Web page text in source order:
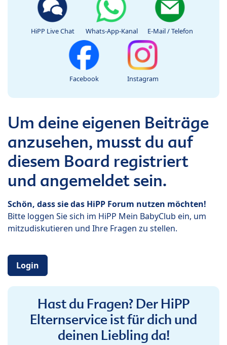
HiPP Live Chat Whats-App-Kanal E-Mail / Telefon
Facebook Instagram
Um deine eigenen Beiträge
anzusehen, musst du auf
diesem Board registriert
und angemeldet sein.
Schön, dass sie das HiPP Forum nutzen möchten!
Bitte loggen Sie sich im HiPP Mein BabyClub ein, um
mitzudiskutieren und Ihre Fragen zu stellen.
Login
Hast du Fragen? Der HiPP
Elternservice ist für dich und
deinen Liebling da!